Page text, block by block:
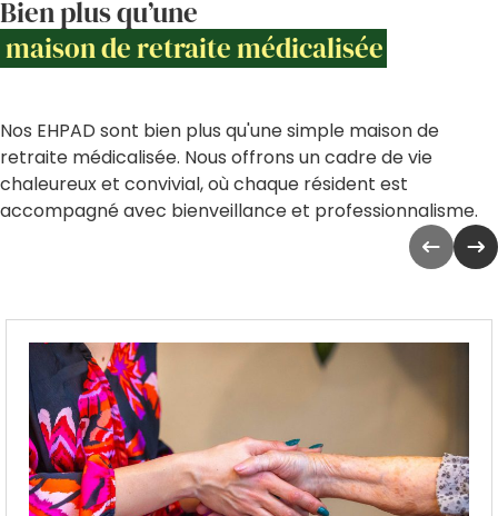
Bien plus qu’une
maison de retraite médicalisée
Nos EHPAD sont bien plus qu'une simple maison de
retraite médicalisée. Nous offrons un cadre de vie
chaleureux et convivial, où chaque résident est
accompagné avec bienveillance et professionnalisme.